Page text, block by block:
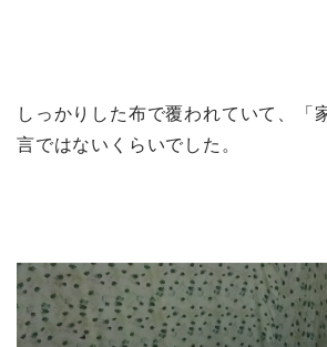
しっかりした布で覆われていて、「
言ではないくらいでした。